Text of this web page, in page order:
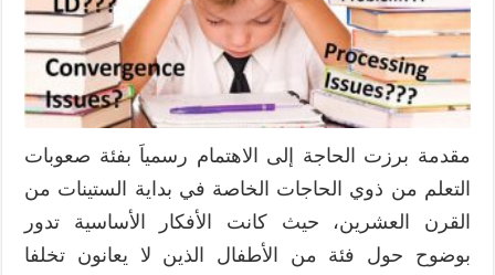
صعوبات
التعلم
–
مدخل
(السمات
وآليات
التعرف)
مغلقة
مقدمة برزت الحاجة إلى الاهتمام رسمياَ بفئة صعوبات
التعلم من ذوي الحاجات الخاصة في بداية الستينات من
القرن العشرين، حيث كانت الأفكار الأساسية تدور
بوضوح حول فئة من الأطفال الذين لا يعانون تخلفا